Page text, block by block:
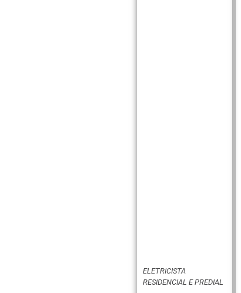
ELETRICISTA
RESIDENCIAL E PREDIAL